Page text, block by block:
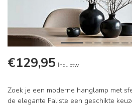
€129,95 Incl. btw
Zoek je een moderne hanglamp met
de elegante Faliste een geschikte